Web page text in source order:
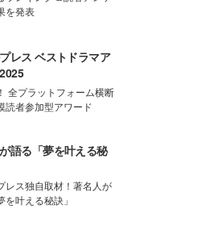
を発表
レス ベストドラマア
全プラットフォーム横断
読者参加型アワード
語る「夢を叶える秘
レス独自取材！著名人が
を叶える秘訣」